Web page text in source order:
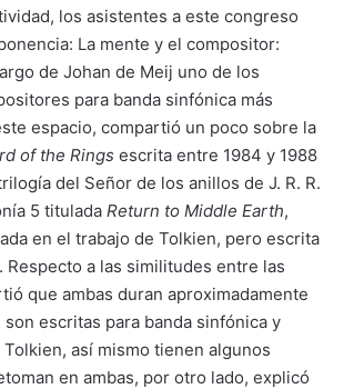
los asistentes a este congreso
La mente y el compositor:
de Johan de Meij uno de los
para banda sinfónica más
espacio, compartió un poco sobre la
of the Rings escrita entre 1984 y 1988
del Señor de los anillos de J. R. R.
5 titulada Return to Middle Earth,
en el trabajo de Tolkien, pero escrita
Respecto a las similitudes entre las
que ambas duran aproximadamente
escritas para banda sinfónica y
así mismo tienen algunos
en ambas, por otro lado, explicó